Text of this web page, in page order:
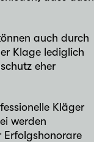
auch durch
Klage lediglich
eher
Kläger
werden